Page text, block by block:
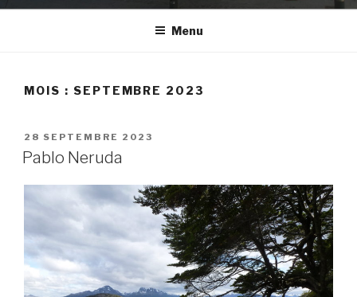
Menu
MOIS : SEPTEMBRE 2023
PUBLIÉ
LE
28 SEPTEMBRE 2023
Pablo Neruda